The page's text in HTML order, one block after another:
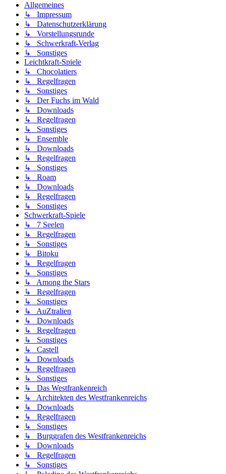
Allgemeines
↳ Impressum
↳ Datenschutzerklärung
↳ Vorstellungsrunde
↳ Schwerkraft-Verlag
↳ Sonstiges
Leichtkraft-Spiele
↳ Chocolatiers
↳ Regelfragen
↳ Sonstiges
↳ Der Fuchs im Wald
↳ Downloads
↳ Regelfragen
↳ Sonstiges
↳ Ensemble
↳ Downloads
↳ Regelfragen
↳ Sonstiges
↳ Roam
↳ Downloads
↳ Regelfragen
↳ Sonstiges
Schwerkraft-Spiele
↳ 7 Seelen
↳ Regelfragen
↳ Sonstiges
↳ Bitoku
↳ Regelfragen
↳ Sonstiges
↳ Among the Stars
↳ Regelfragen
↳ Sonstiges
↳ AuZtralien
↳ Downloads
↳ Regelfragen
↳ Sonstiges
↳ Castell
↳ Downloads
↳ Regelfragen
↳ Sonstiges
↳ Das Westfrankenreich
↳ Architekten des Westfrankenreichs
↳ Downloads
↳ Regelfragen
↳ Sonstiges
↳ Burggrafen des Westfrankenreichs
↳ Downloads
↳ Regelfragen
↳ Sonstiges